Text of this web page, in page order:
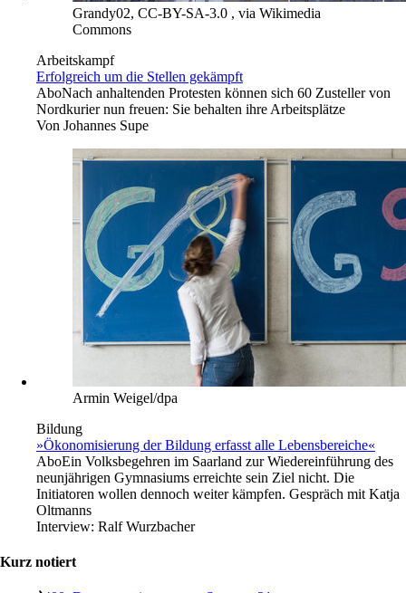
Grandy02, CC-BY-SA-3.0 , via Wikimedia
Commons
Arbeitskampf
Erfolgreich um die Stellen gekämpft
AboNach anhaltenden Protesten können sich 60 Zusteller von
Nordkurier nun freuen: Sie behalten ihre Arbeitsplätze
Von Johannes Supe
Armin Weigel/dpa
Bildung
»Ökonomisierung der Bildung erfasst alle Lebensbereiche«
AboEin Volksbegehren im Saarland zur Wiedereinführung des
neunjährigen Gymnasiums erreichte sein Ziel nicht. Die
Initiatoren wollen dennoch weiter kämpfen. Gespräch mit Katja
Oltmanns
Interview: Ralf Wurzbacher
Kurz notiert